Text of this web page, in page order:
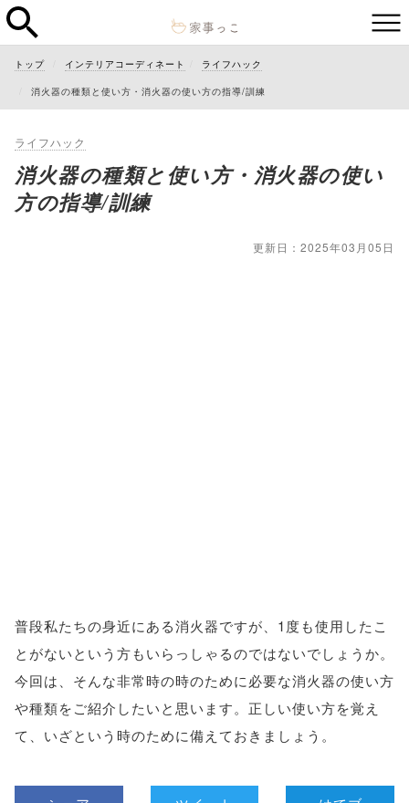
トップ インテリアコーディネート ライフハック
消火器の種類と使い方・消火器の使い方の指導/訓練
ライフハック
消火器の種類と使い方・消火器の使い
方の指導/訓練
更新日：2025年03月05日
普段私たちの身近にある消火器ですが、1度も使用したこ
とがないという方もいらっしゃるのではないでしょうか。
今回は、そんな非常時の時のために必要な消火器の使い方
や種類をご紹介したいと思います。正しい使い方を覚え
て、いざという時のために備えておきましょう。